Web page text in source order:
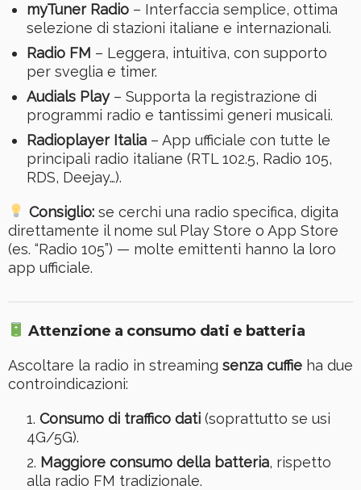
myTuner Radio– Interfaccia semplice, ottima
selezione di stazioni italiane e internazionali.
Radio FM – Leggera, intuitiva, con supporto
per sveglia e timer.
Audials Play– Supporta la registrazione di
programmi radio e tantissimi generi musicali.
Radioplayer Italia– App ufficiale con tutte le
principali radio italiane (RTL 102.5, Radio 105,
RDS, Deejay…).
Consiglio:se cerchi una radio specifica, digita
direttamente il nome sul Play Store o App Store
(es. “Radio 105”) — molte emittenti hanno la loro
app ufficiale.
Attenzione a consumo dati e batteria
Ascoltare la radio in streaming senza cuffie ha due
controindicazioni:
Consumo di traffico dati(soprattutto se usi
4G/5G).
Maggiore consumo della batteria, rispetto
alla radio FM tradizionale.